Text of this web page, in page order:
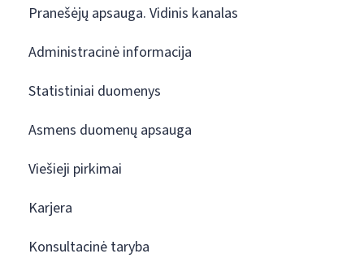
Pranešėjų apsauga. Vidinis kanalas
Administracinė informacija
Statistiniai duomenys
Asmens duomenų apsauga
Viešieji pirkimai
Karjera
Konsultacinė taryba